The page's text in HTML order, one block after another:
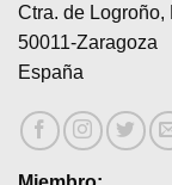
Ctra. de
50011-Zaragoza
España